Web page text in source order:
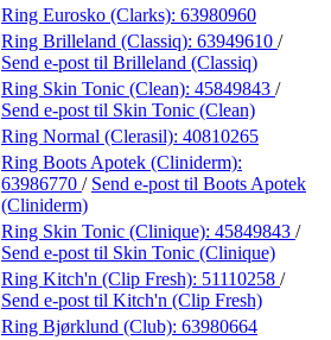
Ring Eurosko (Clarks): 63980960
Ring Brilleland (Classiq): 63949610 /
Send e-post til Brilleland (Classiq)
Ring Skin Tonic (Clean): 45849843 /
Send e-post til Skin Tonic (Clean)
Ring Normal (Clerasil): 40810265
Ring Boots Apotek (Cliniderm):
63986770 / Send e-post til Boots Apotek
(Cliniderm)
Ring Skin Tonic (Clinique): 45849843 /
Send e-post til Skin Tonic (Clinique)
Ring Kitch'n (Clip Fresh): 51110258 /
Send e-post til Kitch'n (Clip Fresh)
Ring Bjørklund (Club): 63980664